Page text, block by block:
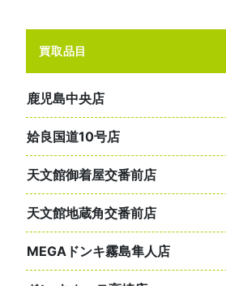
買取品目
鹿児島中央店
姶良国道10号店
天文館御着屋交番前店
天文館地蔵角交番前店
MEGAドンキ霧島隼人店